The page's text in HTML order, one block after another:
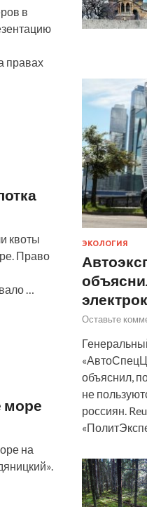
в
правах
квоты
Право
…
море
на
ЭКОЛОГИЯ
Оставьте
объяснил,
не
россиян.